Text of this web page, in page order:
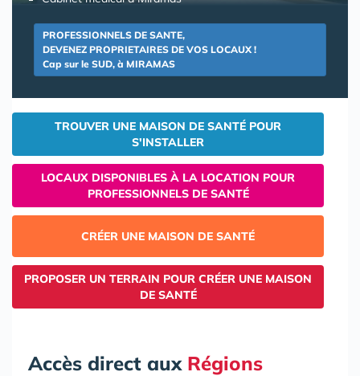
PROFESSIONNELS DE SANTE,
DEVENEZ PROPRIETAIRES DE VOS LOCAUX !
Cap sur le SUD, à MIRAMAS
TROUVER UNE MAISON DE SANTÉ POUR
S'INSTALLER
LOCAUX DISPONIBLES À LA LOCATION POUR
PROFESSIONNELS DE SANTÉ
CRÉER UNE MAISON DE SANTÉ
PROPOSER UN TERRAIN POUR CRÉER UNE MAISON
DE SANTÉ
Accès direct aux Régions